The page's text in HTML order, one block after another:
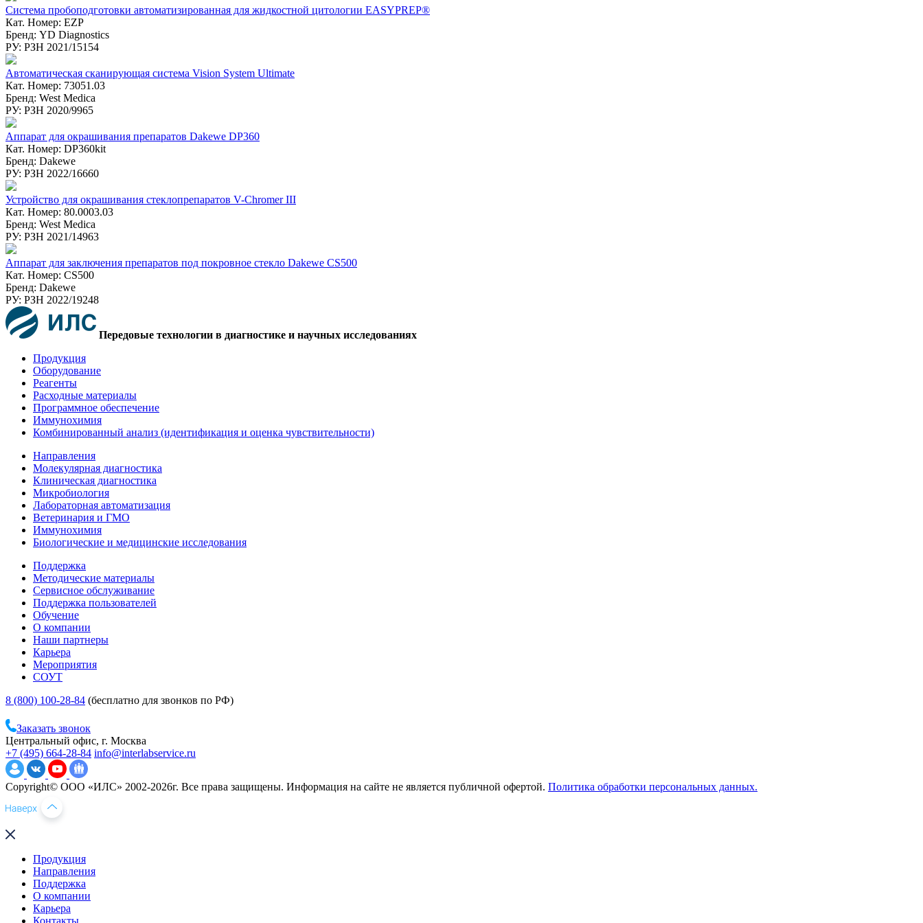
Система пробоподготовки автоматизированная для жидкостной цитологии EASYPREP®
Кат. Номер: EZP
Бренд: YD Diagnostics
РУ: РЗН 2021/15154
Автоматическая сканирующая система Vision System Ultimate
Кат. Номер: 73051.03
Бренд: West Medica
РУ: РЗН 2020/9965
Аппарат для окрашивания препаратов Dakewe DP360
Кат. Номер: DP360kit
Бренд: Dakewe
РУ: РЗН 2022/16660
Устройство для окрашивания стеклопрепаратов V-Chromer III
Кат. Номер: 80.0003.03
Бренд: West Medica
РУ: РЗН 2021/14963
Аппарат для заключения препаратов под покровное стекло Dakewe CS500
Кат. Номер: CS500
Бренд: Dakewe
РУ: РЗН 2022/19248
Передовые технологии в диагностике и научных исследованиях
Продукция
Оборудование
Реагенты
Расходные материалы
Программное обеспечение
Иммунохимия
Комбинированный анализ (идентификация и оценка чувствительности)
Направления
Молекулярная диагностика
Клиническая диагностика
Микробиология
Лабораторная автоматизация
Ветеринария и ГМО
Иммунохимия
Биологические и медицинские исследования
Поддержка
Методические материалы
Сервисное обслуживание
Поддержка пользователей
Обучение
О компании
Наши партнеры
Карьера
Мероприятия
СОУТ
8 (800) 100-28-84 (бесплатно для звонков по РФ)
Заказать звонок
Центральный офис, г. Москва
+7 (495) 664-28-84 info@interlabservice.ru
Copyright© ООО «ИЛС» 2002-2026г. Все права защищены. Информация на сайте не является публичной офертой. Политика обработки персональных данных.
Продукция
Направления
Поддержка
О компании
Карьера
Контакты